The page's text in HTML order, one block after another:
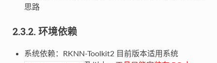
思路
2.3.2. 环境依赖
系统依赖：RKNN-Toolkit2 目前版本适用系统